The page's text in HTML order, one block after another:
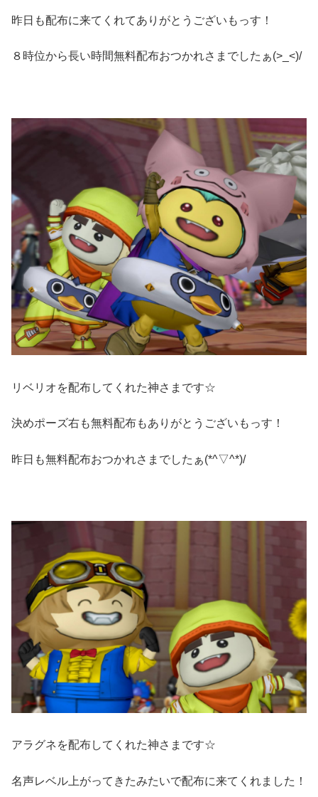
昨日も配布に来てくれてありがとうございもっす！
８時位から長い時間無料配布おつかれさまでしたぁ(>_<)/
リベリオを配布してくれた神さまです☆
決めポーズ右も無料配布もありがとうございもっす！
昨日も無料配布おつかれさまでしたぁ(*^▽^*)/
アラグネを配布してくれた神さまです☆
名声レベル上がってきたみたいで配布に来てくれました！